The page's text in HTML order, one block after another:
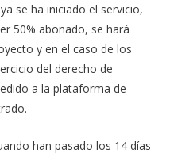
se ha iniciado el servicio,
50% abonado, se hará
y en el caso de los
del derecho de
a la plataforma de
han pasado los 14 días